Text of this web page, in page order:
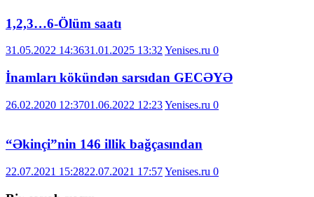
1,2,3…6-Ölüm saatı
31.05.2022 14:3631.01.2025 13:32 Yenises.ru 0
İnamları kökündən sarsıdan GECƏYƏ
26.02.2020 12:3701.06.2022 12:23Yenises.ru 0
“Əkinçi”nin 146 illik bağçasından
22.07.2021 15:2822.07.2021 17:57Yenises.ru 0